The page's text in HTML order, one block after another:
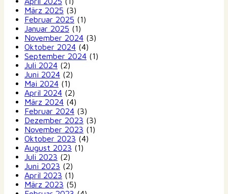
März 2025 (3)
Februar 2025 (1)
Januar 2025 (1)
November 2024 (3)
Oktober 2024 (4)
September 2024 (1)
Juli 2024 (2)
Juni 2024 (2)
Mai 2024 (1)
April 2024 (2)
März 2024 (4)
Februar 2024 (3)
Dezember 2023 (3)
November 2023 (1)
Oktober 2023 (4)
August 2023 (1)
Juli 2023 (2)
Juni 2023 (2)
April 2023 (1)
März 2023 (5)